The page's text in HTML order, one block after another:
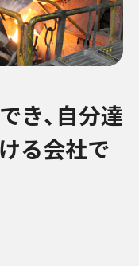
き、自分達
る会社で